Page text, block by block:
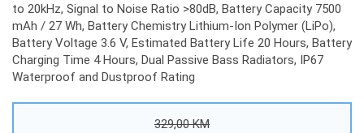
to 20kHz, Signal to Noise Ratio >80dB, Battery Capacity 7500
mAh / 27 Wh, Battery Chemistry Lithium-Ion Polymer (LiPo),
Battery Voltage 3.6 V, Estimated Battery Life 20 Hours, Battery
Charging Time 4 Hours, Dual Passive Bass Radiators, IP67
Waterproof and Dustproof Rating
329,00 KM